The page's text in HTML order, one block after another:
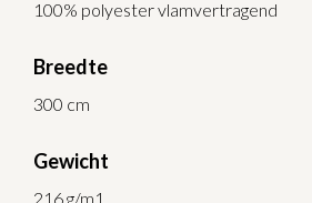
100% polyester vlamvertragend
Breedte
300 cm
Gewicht
216 g/m1